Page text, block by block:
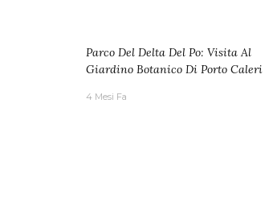
Parco Del Delta Del Po: Visita Al
Giardino Botanico Di Porto Caleri
4 Mesi Fa